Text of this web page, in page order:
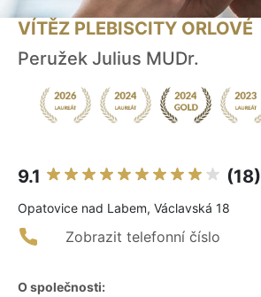
VÍTĚZ PLEBISCITY ORLOVÉ
Peružek Julius MUDr.
9.1 (18)
Opatovice nad Labem, Václavská 18
Zobrazit telefonní číslo
O společnosti: